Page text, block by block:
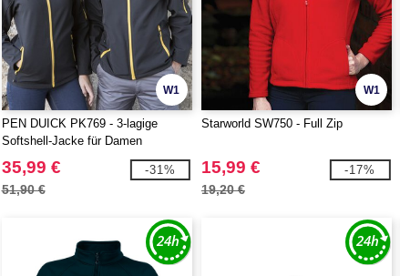
W1
PEN DUICK PK769 - 3-lagige
Softshell-Jacke für Damen
35,99 €
51,90 €
-31%
W1
Starworld SW750 - Full Zip
15,99 €
19,20 €
-17%